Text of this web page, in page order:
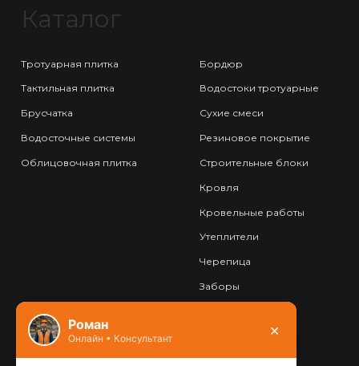
Каталог
Тротуарная плитка
Тактильная плитка
Брусчатка
Водосточные системы
Облицовочная плитка
Бордюр
Водостоки тротуарные
Сухие смеси
Резиновое покрытие
Строительные блоки
Кровля
Кровельные работы
Утеплители
Черепица
Заборы
Контакты
Роман
Онлайн • Консультант ×